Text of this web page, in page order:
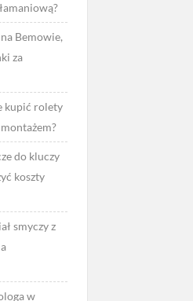
Bemowie,
za
kupić rolety
do kluczy
koszty
smyczy z
w